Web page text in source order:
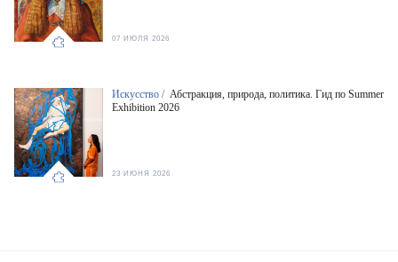
07 ИЮЛЯ 2026
Искусство / Абстракция, природа, политика. Гид по Summer
Exhibition 2026
23 ИЮНЯ 2026